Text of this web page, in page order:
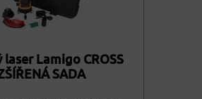
laser Lamigo CROSS
SADA